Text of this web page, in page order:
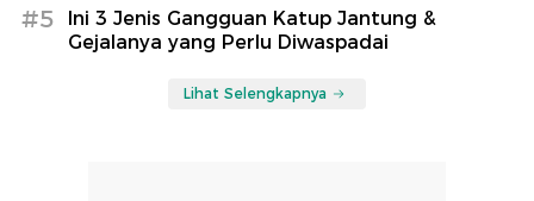
#5
Ini 3 Jenis Gangguan Katup Jantung &
Gejalanya yang Perlu Diwaspadai
Lihat Selengkapnya